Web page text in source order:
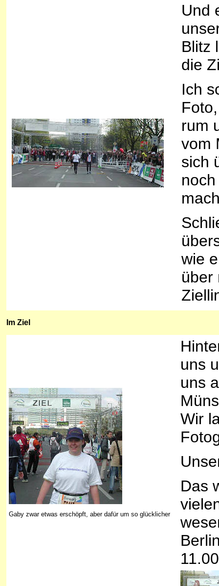
Und
Blitz
die
Ich
rum
vom
sich
wie
über
Im Ziel
Gaby zwar etwas erschöpft, aber dafür um so glücklicher
uns
uns
Wir
Das